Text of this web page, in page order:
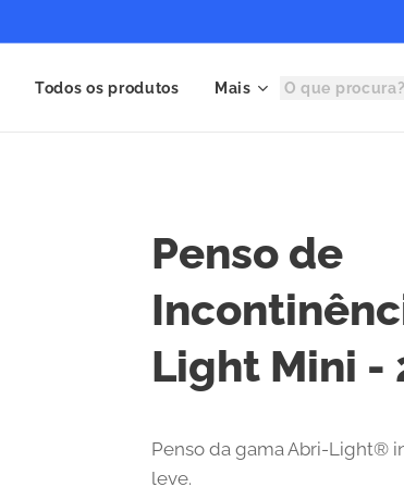
Todos os produtos Mais
Penso de
Light Mini -
Penso da gama Abri-Light®
leve.